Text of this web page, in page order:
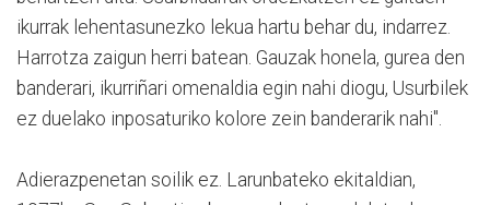
ikurrak lehentasunezko lekua hartu behar du, indarrez.
Harrotza zaigun herri batean. Gauzak honela, gurea den
banderari, ikurriñari omenaldia egin nahi diogu, Usurbilek
ez duelako inposaturiko kolore zein banderarik nahi".
Adierazpenetan soilik ez. Larunbateko ekitaldian,